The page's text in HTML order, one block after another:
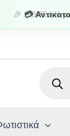
💳
search